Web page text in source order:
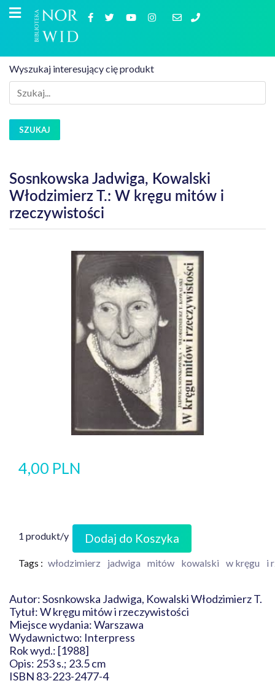
Wyszukaj interesujący cię produkt
SZUKAJ
Sosnkowska Jadwiga, Kowalski
Włodzimierz T.: W kręgu mitów i
rzeczywistości
4,00 PLN
1 produkt/y Dodaj do Koszyka
Tags : włodzimierz jadwiga mitów kowalski w kręgu i
Autor: Sosnkowska Jadwiga, Kowalski Włodzimierz T.
Tytuł: W kręgu mitów i rzeczywistości
Miejsce wydania: Warszawa
Wydawnictwo: Interpress
Rok wyd.: [1988]
Opis: 253 s.; 23.5 cm
ISBN 83-223-2477-4